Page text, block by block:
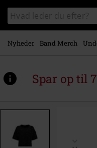
Gå til
hovedindhold
Søg
sortiment
Nyheder Band Merch
Spar op til
www.emp-